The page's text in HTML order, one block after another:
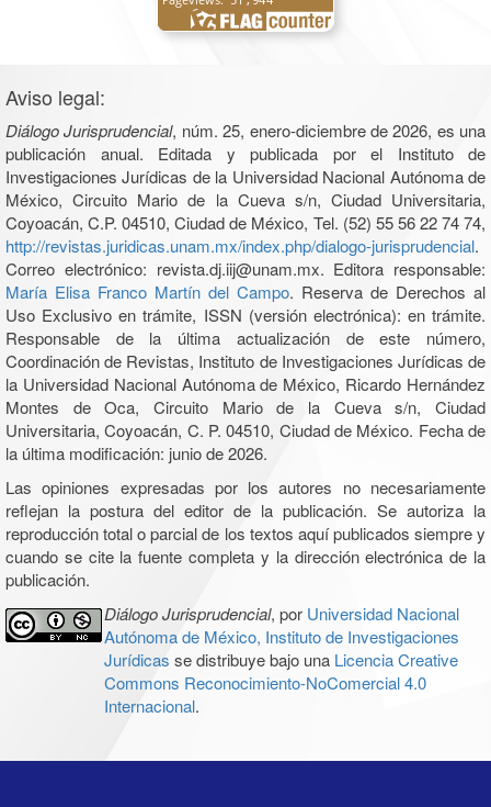
Aviso legal:
Diálogo Jurisprudencial, núm. 25, enero-diciembre de 2026, es una
publicación anual. Editada y publicada por el Instituto de
Investigaciones Jurídicas de la Universidad Nacional Autónoma de
México, Circuito Mario de la Cueva s/n, Ciudad Universitaria,
Coyoacán, C.P. 04510, Ciudad de México, Tel. (52) 55 56 22 74 74,
http://revistas.juridicas.unam.mx/index.php/dialogo-jurisprudencial.
Correo electrónico: revista.dj.iij@unam.mx. Editora responsable:
María Elisa Franco Martín del Campo. Reserva de Derechos al
Uso Exclusivo en trámite, ISSN (versión electrónica): en trámite.
Responsable de la última actualización de este número,
Coordinación de Revistas, Instituto de Investigaciones Jurídicas de
la Universidad Nacional Autónoma de México, Ricardo Hernández
Montes de Oca, Circuito Mario de la Cueva s/n, Ciudad
Universitaria, Coyoacán, C. P. 04510, Ciudad de México. Fecha de
la última modificación: junio de 2026.
Las opiniones expresadas por los autores no necesariamente
reflejan la postura del editor de la publicación. Se autoriza la
reproducción total o parcial de los textos aquí publicados siempre y
cuando se cite la fuente completa y la dirección electrónica de la
publicación.
Diálogo Jurisprudencial, por Universidad Nacional
Autónoma de México, Instituto de Investigaciones
Jurídicas se distribuye bajo una Licencia Creative
Commons Reconocimiento-NoComercial 4.0
Internacional.